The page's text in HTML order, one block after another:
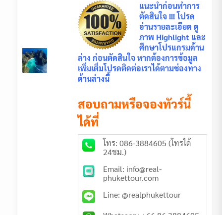
แนะนำก่อนทำการ
ตัดสินใจ !!! โปรด
อ่านรายละเอียด ดู
ภาพ Highlight และ
ศึกษาโปรแกรมด้าน
ล่าง ก่อนตัดสินใจ หากต้องการข้อมูล
เพิ่มเติ่มโปรดติดต่อเราได้ตามช่องทาง
ด้านล่างนี้
สอบถามหรือจองทัวร์นี้
ได้ที่
โทร: 086-3884605 (โทรได้
24ชม.)
Email: info@real-
phukettour.com
Line: @realphukettour